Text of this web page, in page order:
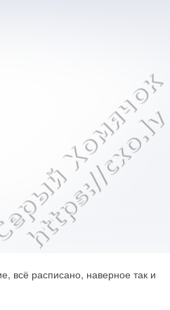
всё расписано, наверное так и